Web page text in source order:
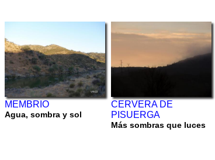
MEMBRIO
Agua, sombra y sol
CERVERA DE
PISUERGA
Más sombras que luces